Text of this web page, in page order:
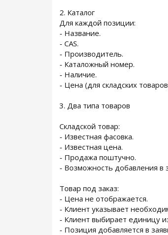
2. Каталог
Для каждой позиции:
- Название.
- CAS.
- Производитель.
- Каталожный номер.
- Наличие.
- Цена (для складских
3. Два типа товаров
Складской товар:
- Известная фасовка.
- Известная цена.
- Продажа поштучно.
- Возможность добавления в
Товар под заказ:
- Цена не отображается.
- Клиент указывает
- Клиент выбирает единицу
- Позиция добавляется в